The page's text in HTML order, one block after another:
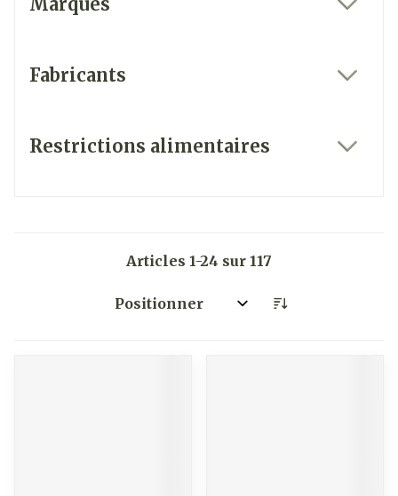
Fabricants
Restrictions alimentaires
Articles 1-24 sur 117
Trier par: